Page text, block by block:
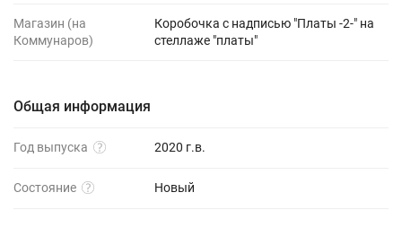
Магазин (на
Коммунаров)
Коробочка с надписью "Платы -2-" на
стеллаже "платы"
Общая информация
Год выпуска 2020 г.в.
Состояние Новый